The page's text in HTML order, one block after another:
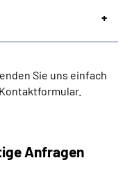
Sie uns einfach
Anfragen